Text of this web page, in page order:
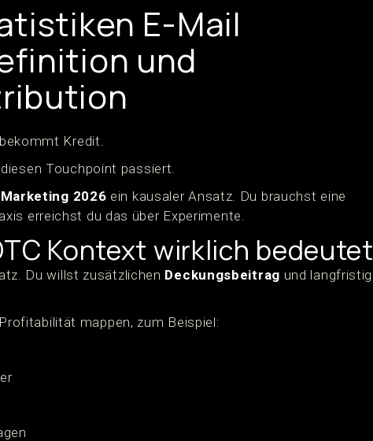
E-Mail
und
Kredit.
Touchpoint passiert.
2026 ein kausaler Ansatz. Du brauchst eine
erreichst du das über Experimente.
Kontext wirklich bedeutet
Du willst zusätzlichen Deckungsbeitrag und langfristig
mappen, zum Beispiel: